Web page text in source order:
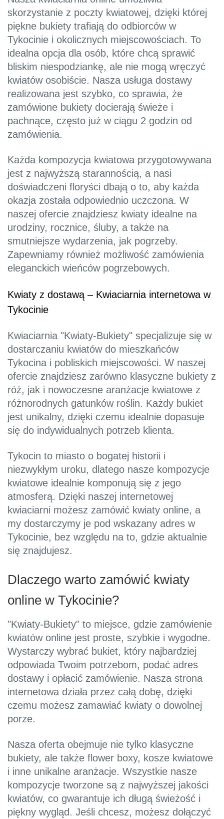
skorzystanie z poczty kwiatowej, dzięki której
piękne bukiety trafiają do odbiorców w
Tykocinie i okolicznych miejscowościach. To
idealna opcja dla osób, które chcą sprawić
bliskim niespodziankę, ale nie mogą wręczyć
kwiatów osobiście. Nasza usługa dostawy
realizowana jest szybko, co sprawia, że
zamówione bukiety docierają świeże i
pachnące, często już w ciągu 2 godzin od
zamówienia.
Każda kompozycja kwiatowa przygotowywana
jest z najwyższą starannością, a nasi
doświadczeni floryści dbają o to, aby każda
okazja została odpowiednio uczczona. W
naszej ofercie znajdziesz kwiaty idealne na
urodziny, rocznice, śluby, a także na
smutniejsze wydarzenia, jak pogrzeby.
Zapewniamy również możliwość zamówienia
eleganckich wieńców pogrzebowych.
Kwiaty z dostawą – Kwiaciarnia internetowa w
Tykocinie
Kwiaciarnia "Kwiaty-Bukiety" specjalizuje się w
dostarczaniu kwiatów do mieszkańców
Tykocina i pobliskich miejscowości. W naszej
ofercie znajdziesz zarówno klasyczne bukiety z
róż, jak i nowoczesne aranżacje kwiatowe z
różnorodnych gatunków roślin. Każdy bukiet
jest unikalny, dzięki czemu idealnie dopasuje
się do indywidualnych potrzeb klienta.
Tykocin to miasto o bogatej historii i
niezwykłym uroku, dlatego nasze kompozycje
kwiatowe idealnie komponują się z jego
atmosferą. Dzięki naszej internetowej
kwiaciarni możesz zamówić kwiaty online, a
my dostarczymy je pod wskazany adres w
Tykocinie, bez względu na to, gdzie aktualnie
się znajdujesz.
Dlaczego warto zamówić kwiaty
online w Tykocinie?
"Kwiaty-Bukiety" to miejsce, gdzie zamówienie
kwiatów online jest proste, szybkie i wygodne.
Wystarczy wybrać bukiet, który najbardziej
odpowiada Twoim potrzebom, podać adres
dostawy i opłacić zamówienie. Nasza strona
internetowa działa przez całą dobę, dzięki
czemu możesz zamawiać kwiaty o dowolnej
porze.
Nasza oferta obejmuje nie tylko klasyczne
bukiety, ale także flower boxy, kosze kwiatowe
i inne unikalne aranżacje. Wszystkie nasze
kompozycje tworzone są z najwyższej jakości
kwiatów, co gwarantuje ich długą świeżość i
piękny wygląd. Jeśli chcesz, możesz dołączyć